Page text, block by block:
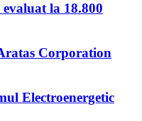
la 18.800
Corporation
Electroenergetic